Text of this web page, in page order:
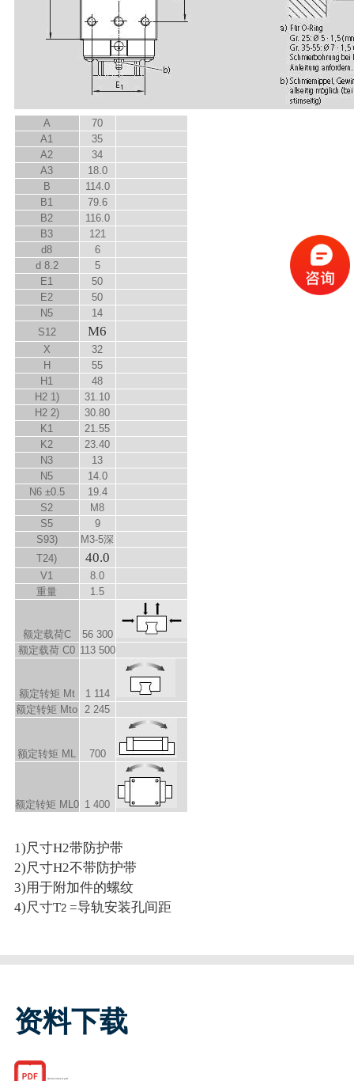
A
70
A1
35
A2
34
A3
18.0
B
114.0
B1
79.6
B2
116.0
B3
121
d8
6
d 8.2
5
E1
50
E2
50
N5
14
S12 M6
X
32
H
55
H 1
48
H2 1)
31.10
H2 2)
30.80
K1
21.55
K2
23.40
N3
13
N5
14.0
N6 ±0.5
19.4
S2
M8
S5
9
S93)
M3-5深
T24) 40.0
V1
8.0
重量
1.5
额定载荷C
56 300
额定载荷 C0 113 500
额定转矩 Mt
1 114
额定转矩 Mto 2 245
额定转矩 M L 700
额定转矩 M L0 1 400
1)尺寸H2带防护带
2)尺寸H2不带防护带
3)用于附加件的螺纹
4)尺寸T2 =导轨安装孔间距
资料下载
R182133218.pdf